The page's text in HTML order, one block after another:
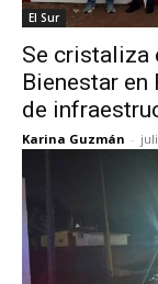
El Sur
Se cristaliza
Bienestar
de
Karina Guzmán -